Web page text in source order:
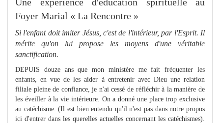
Foyer Marial « La Rencontre »
Si l'enfant doit imiter Jésus, c'est de l'intérieur, par l'Es­prit. Il
mérite qu'on lui propose les moyens d'une véritable
sanctification.
DEPUIS douze ans que mon ministère me fait fréquenter les
enfants, en vue de les aider à entretenir avec Dieu une relation
filiale pleine de confiance, je n'ai cessé de réfléchir à la manière de
les éveiller à la vie intérieure. On a donné une place trop exclusive
au catéchisme. (Il est bien entendu qu'il n'est pas dans notre propos
ici d'entrer dans les querelles actuelles concernant les catéchismes).